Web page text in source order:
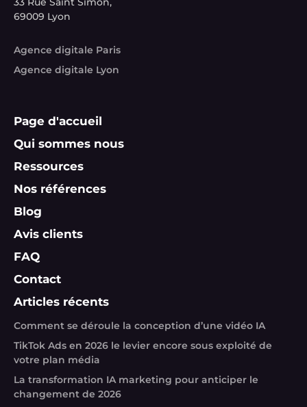
69009 Lyon
Agence digitale Paris
Agence digitale Lyon
Page d'accueil
Qui sommes nous
Ressources
Nos références
Blog
Avis clients
FAQ
Contact
Articles récents
Comment se déroule la conception d’une vidéo IA
TikTok Ads en 2026 le levier encore sous exploité de
votre plan média
La transformation IA marketing pour anticiper le
changement de 2026